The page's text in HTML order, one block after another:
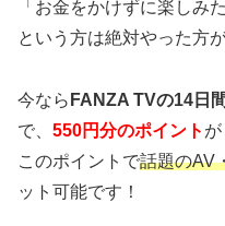
「お金をかけずに楽しみ
という方は絶対やった方
今なら FANZA TVの14日
で、 550円分のポイント が
このポイントで話題のAV
ット可能です！